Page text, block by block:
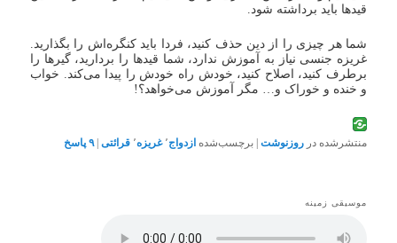
قیدها باید برداشته شود.
شما هر چیزی را از دین حذف کنید، فردا باید کنگره‌اش را بگذارید.
غریزه جنسی نیاز به آموزش ندارد، شما قیدها را بردارید، گیرها را
برطرف کنید، اصلاح کنید، خودش راه خودش را پیدا می‌کند. خواب
و خنده و خوراک و… مگر آموزش می‌خواهد؟!
منتشرشده در روزنوشت |برچسب‌شده ازدواج٬ غریزه٬ قرائتی |۹پاسخ
موسیقی زمینه